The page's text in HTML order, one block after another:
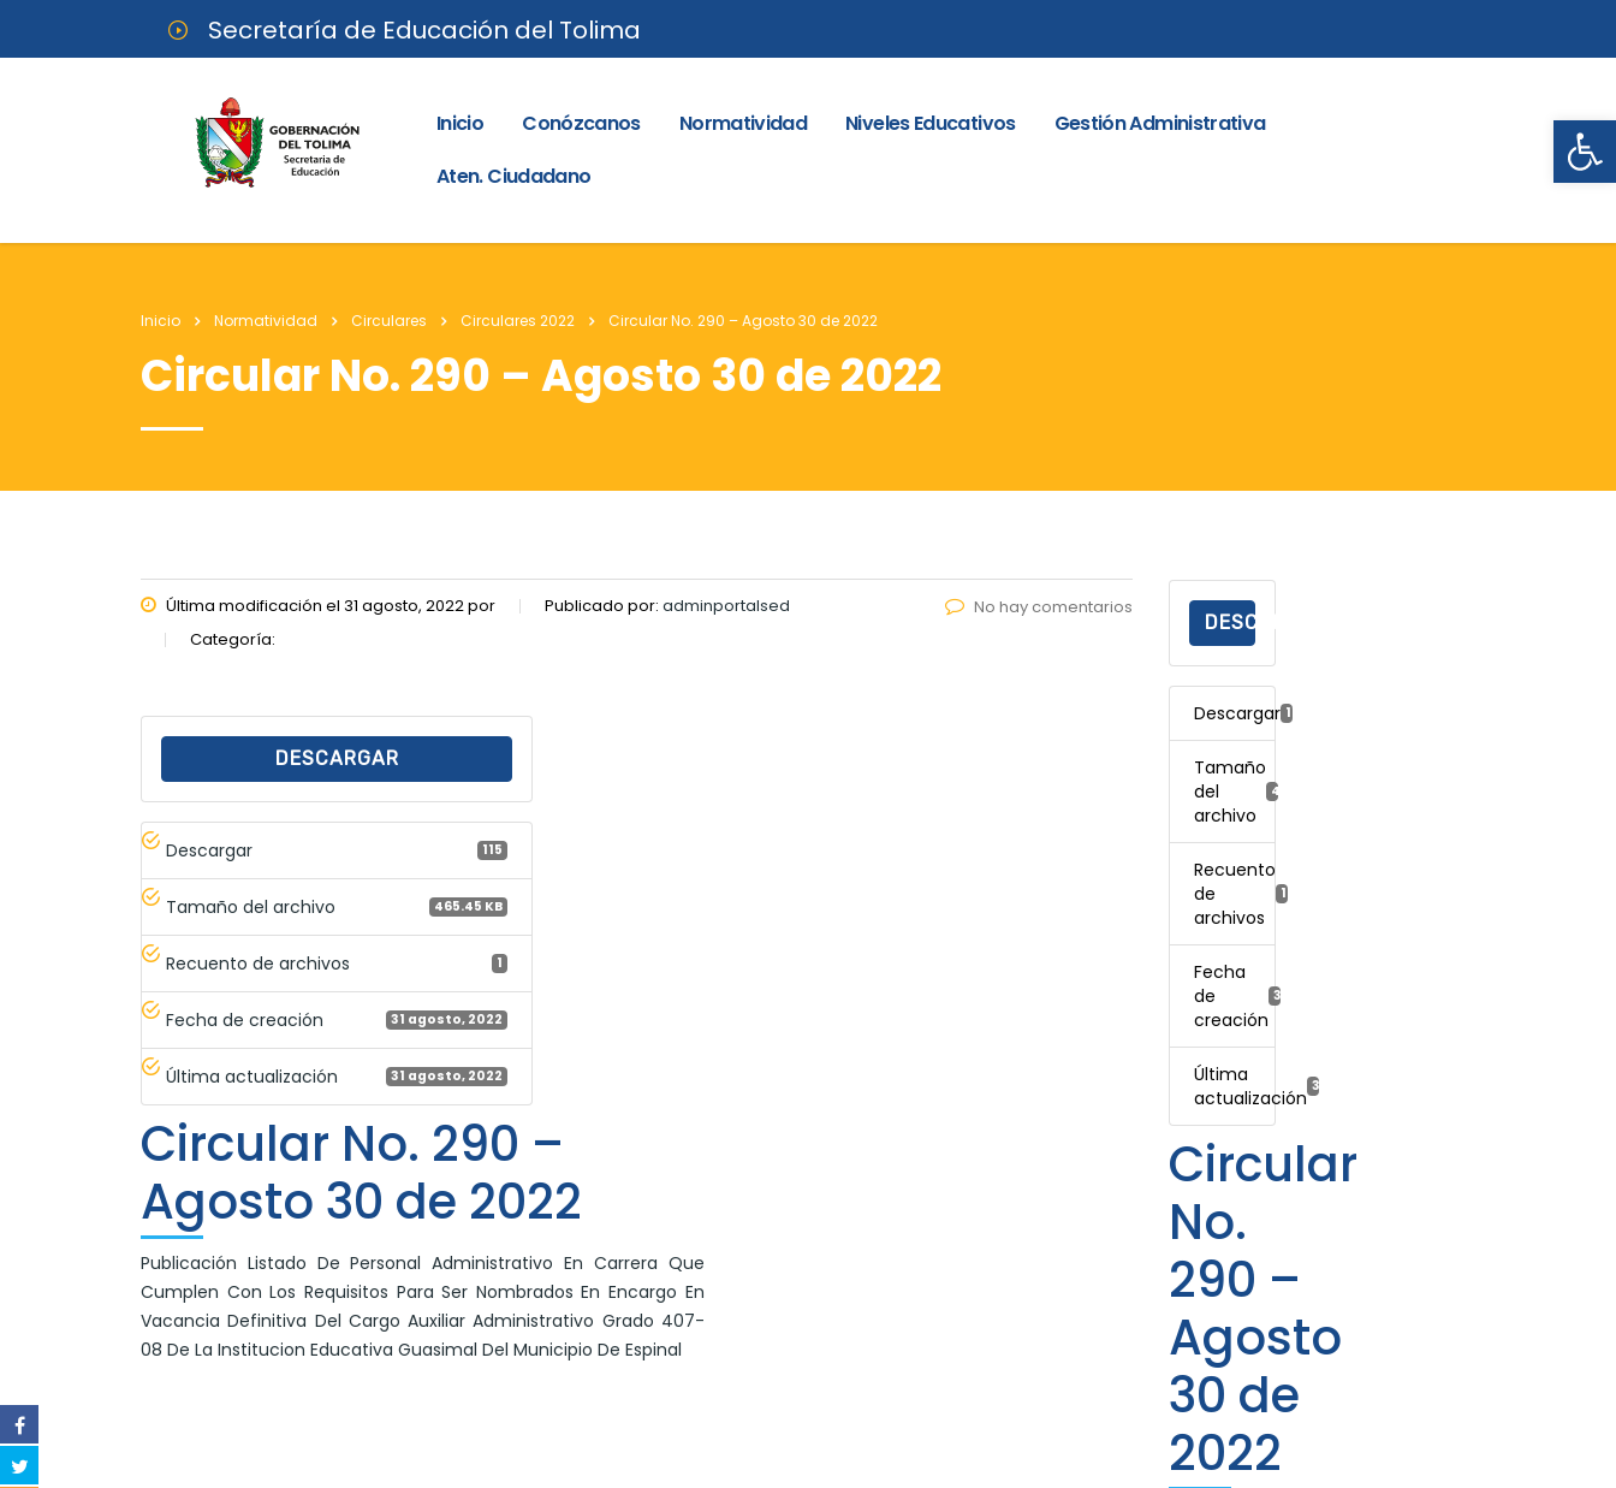
Secretaría de Educación del Tolima
Inicio Conózcanos Normatividad Niveles Educativos
Gestión Administrativa
Aten. Ciudadano
Inicio Normatividad Circulares Circulares 2022 Circular No. 290 – Agosto 30 de 2022
Circular No. 290 – Agosto 30 de 2022
Última modificación el 31 agosto, 2022 por Publicado por: adminportalsed
Categoría:
No hay comentarios
DESCARGAR
Descargar 115
Tamaño del archivo 465.45 KB
Recuento de archivos 1
Fecha de creación 31 agosto, 2022
Última actualización 31 agosto, 2022
Circular No. 290 –
Agosto 30 de 2022
Publicación Listado De Personal Administrativo En Carrera Que
Cumplen Con Los Requisitos Para Ser Nombrados En Encargo En
Vacancia Definitiva Del Cargo Auxiliar Administrativo Grado 407-
08 De La Institucion Educativa Guasimal Del Municipio De Espinal
DESCARGAR
Descargar 115
Tamaño
del
archivo
465.45 KB
Recuento
de
archivos
1
Fecha
de
creación
31 agosto, 2022
Última
actualización
31 agosto, 2022
Circular
No.
290 –
Agosto
30 de
2022